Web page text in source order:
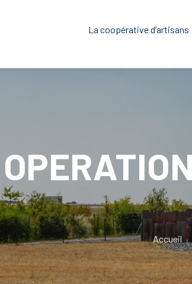
La coopérative d’artisans
Accueil